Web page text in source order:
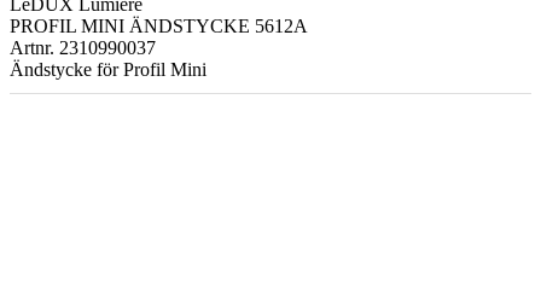
PROFIL MINI ÄNDSTYCKE 5612A
Artnr. 2310990037
Ändstycke för Profil Mini